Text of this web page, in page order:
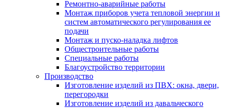
Ремонтно-аварийные работы
Монтаж приборов учета тепловой энергии и
систем автоматического регулирования ее
подачи
Монтаж и пуско-наладка лифтов
Общестроительные работы
Специальные работы
Благоустройство территории
Производство
Изготовление изделий из ПВХ: окна, двери,
перегородки
Изготовление изделий из давальческого